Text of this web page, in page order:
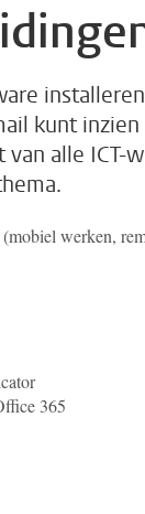
kunt
alle ICT-
werken,
365